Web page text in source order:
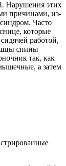
Нарушения этих
причинами, из-
Часто
которые
работой,
спины
так, как
а затем